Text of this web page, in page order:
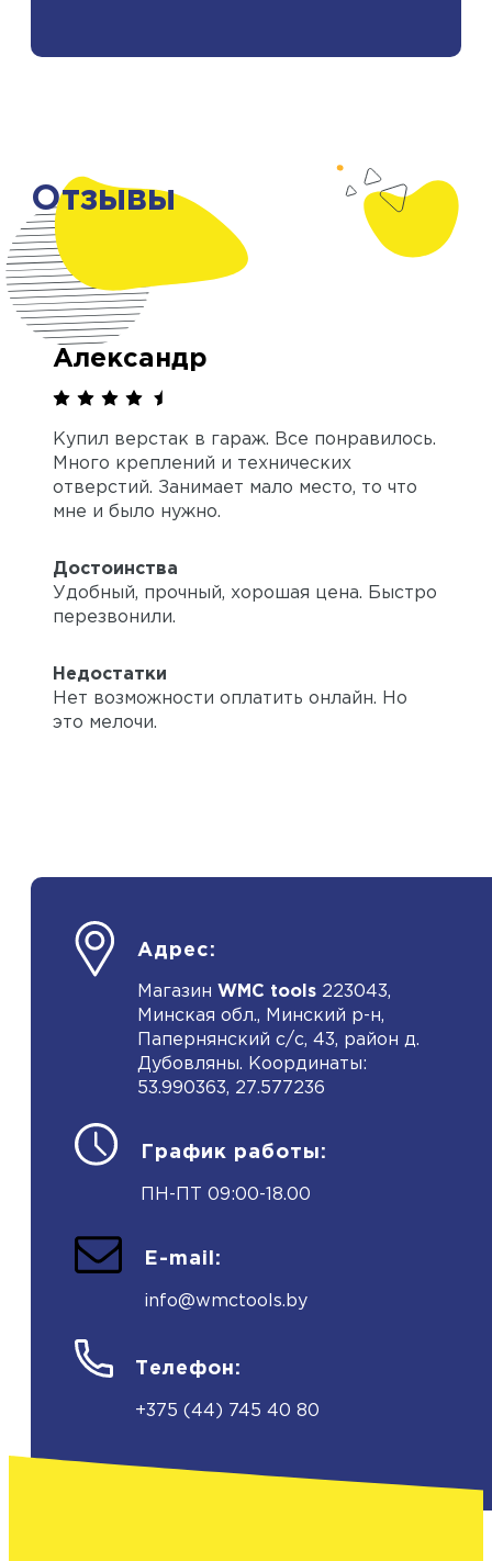
Отзывы
Александр
Купил верстак в гараж. Все понравилось.
Много креплений и технических
отверстий. Занимает мало место, то что
мне и было нужно.
Достоинства
Удобный, прочный, хорошая цена. Быстро
перезвонили.
Недостатки
Нет возможности оплатить онлайн. Но
это мелочи.
Адрес:
Магазин WMC tools 223043,
Минская обл., Минский р-н,
Папернянский с/с, 43, район д.
Дубовляны. Координаты:
53.990363, 27.577236
График работы:
ПН-ПТ 09:00-18.00
E-mail:
info@wmctools.by
Телефон:
+375 (44) 745 40 80